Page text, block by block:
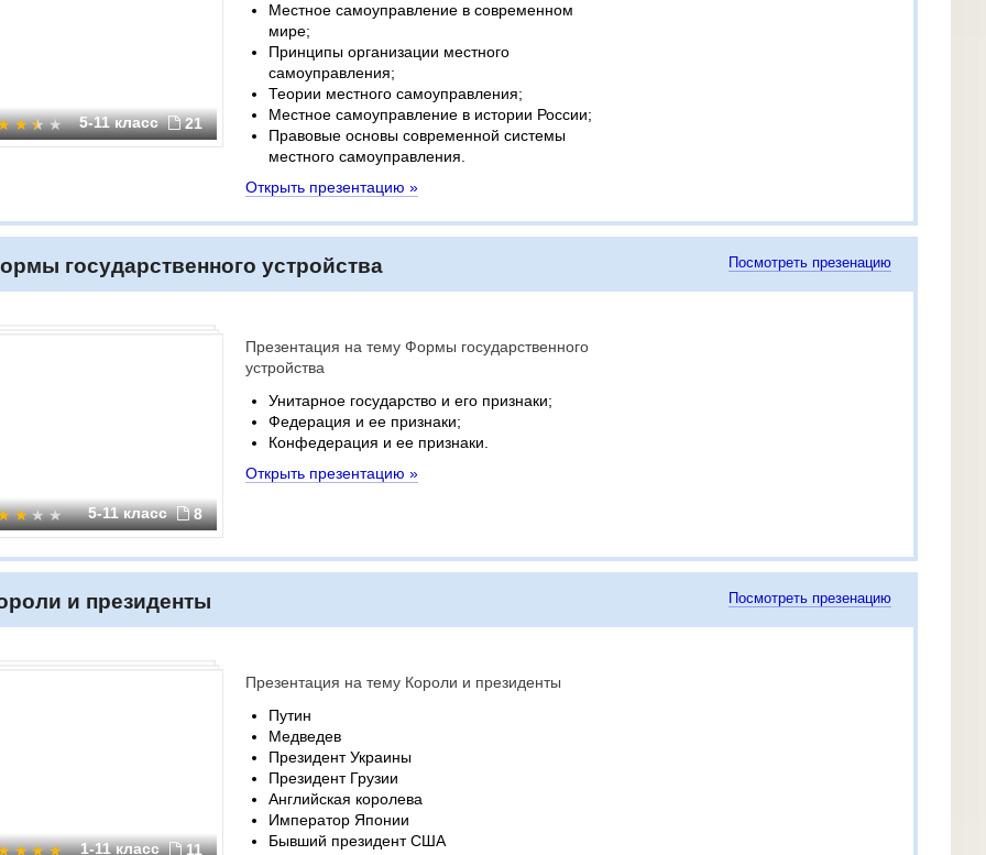
5-11 класс 21
Местное самоуправление в современном
мире;
Принципы организации местного
самоуправления;
Теории местного самоуправления;
Местное самоуправление в истории России;
Правовые основы современной системы
местного самоуправления.
Открыть презентацию »
государственного устройства Посмотреть презенацию
5-11 класс 8
Презентация на тему Формы государственного
устройства
Унитарное государство и его признаки;
Федерация и ее признаки;
Конфедерация и ее признаки.
Открыть презентацию »
и президенты Посмотреть презенацию
1-11 класс 11
Презентация на тему Короли и президенты
Путин
Медведев
Президент Украины
Президент Грузии
Английская королева
Император Японии
Бывший президент США